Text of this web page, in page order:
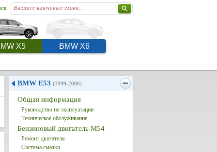
X5 BMW X6
BMW E53 (1999-2006)
Общая информация
Руководство по эксплуатации
Техническое обслуживание
Бензиновый двигатель M54
Ремонт двигателя
Система смазки